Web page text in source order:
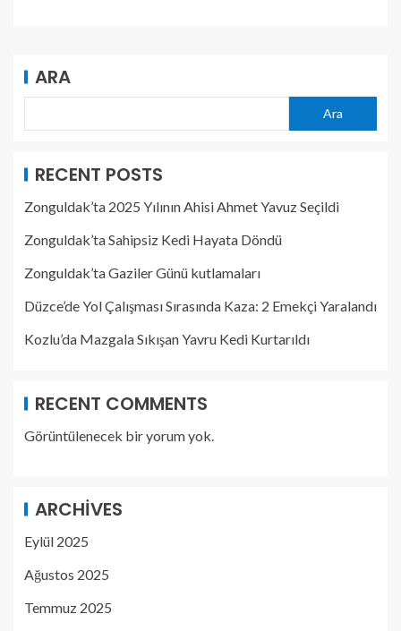
ARA
Ara
RECENT POSTS
Zonguldak’ta 2025 Yılının Ahisi Ahmet Yavuz Seçildi
Zonguldak’ta Sahipsiz Kedi Hayata Döndü
Zonguldak’ta Gaziler Günü kutlamaları
Düzce’de Yol Çalışması Sırasında Kaza: 2 Emekçi Yaralandı
Kozlu’da Mazgala Sıkışan Yavru Kedi Kurtarıldı
RECENT COMMENTS
Görüntülenecek bir yorum yok.
ARCHIVES
Eylül 2025
Ağustos 2025
Temmuz 2025